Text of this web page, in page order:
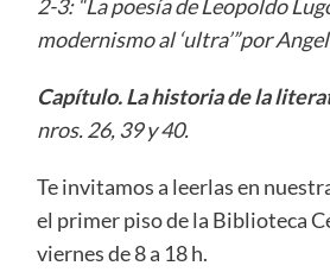
2-3: “La poesía de Leopoldo
modernismo al ‘ultra’”por
Capítulo. La historia de la
nros. 26, 39 y 40.
Te invitamos a leerlas en
el primer piso de la Biblioteca
viernes de 8 a 18 h.